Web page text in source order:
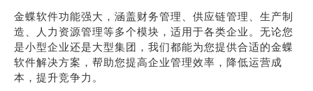
金蝶软件功能强大，涵盖财务管理、供应链管理、生产制
造、人力资源管理等多个模块，适用于各类企业。无论您
是小型企业还是大型集团，我们都能为您提供合适的金蝶
软件解决方案，帮助您提高企业管理效率，降低运营成
本，提升竞争力。